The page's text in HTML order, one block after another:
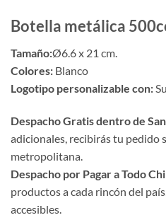
Botella metálica
Tamaño:Ø6.6 x 21 cm.
Colores: Blanco
Logotipo personalizable con:
Despacho Gratis dentro de
adicionales, recibirás tu pedido
metropolitana.
Despacho por Pagar a Todo
productos a cada rincón del
accesibles.